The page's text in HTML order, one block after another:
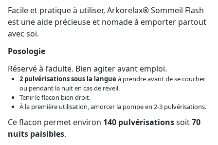
Facile et pratique à utiliser, Arkorelax® Sommeil Flash
est une aide précieuse et nomade à emporter partout
avec soi.
Posologie
Réservé à l’adulte. Bien agiter avant emploi.
2 pulvérisations sous la langue à prendre avant de se coucher
ou pendant la nuit en cas de réveil.
Tenir le flacon bien droit.
À la première utilisation, amorcer la pompe en 2-3 pulvérisations.
Ce flacon permet environ 140 pulvérisationssoit70
nuits paisibles.